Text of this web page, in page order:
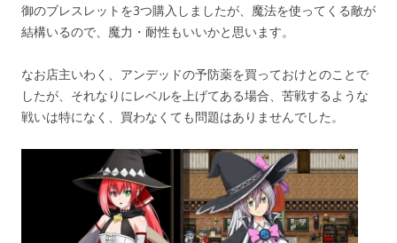
御のブレスレットを3つ購入しましたが、魔法を使ってくる敵が
結構いるので、魔力・耐性もいいかと思います。
なお店主いわく、アンデッドの予防薬を買っておけとのことで
したが、それなりにレベルを上げてある場合、苦戦するような
戦いは特になく、買わなくても問題はありませんでした。